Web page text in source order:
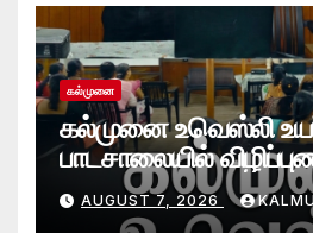
கல்முனை
கல்முனை உவெஸ்லி
பாடசாலையில்
செயலமர்வு
AUGUST 7, 2026